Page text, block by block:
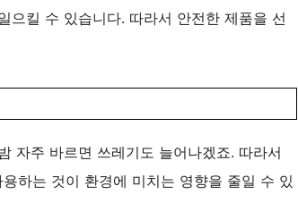
으킬 수 있습니다. 따라서 안전한 제품을 선
자주 바르면 쓰레기도 늘어나겠죠. 따라서
하는 것이 환경에 미치는 영향을 줄일 수 있